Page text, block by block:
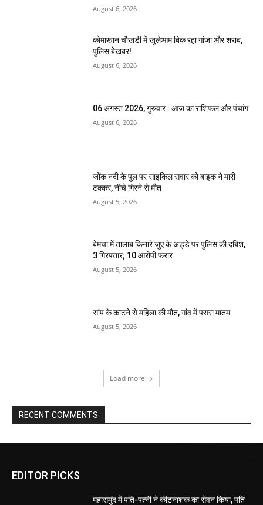
August 6, 2026
कोमाखान चौखड़ी में खुलेआम बिक रहा गांजा और शराब,
पुलिस बेखबर!
August 6, 2026
06 अगस्त 2026, गुरुवार : आज का राशिफल और पंचांग
August 6, 2026
जोंक नदी के पुल पर साइकिल सवार को बाइक ने मारी
टक्कर, नीचे गिरने से मौत
August 5, 2026
बेमचा में तालाब किनारे जुए के अड्डे पर पुलिस की दबिश,
3 गिरफ्तार; 10 आरोपी फरार
August 5, 2026
सांप के काटने से महिला की मौत, गांव में पसरा मातम
August 5, 2026
Load more
RECENT COMMENTS
EDITOR PICKS
महासमुंद में पति-पत्नी ने कीटनाशक का सेवन किया, पति